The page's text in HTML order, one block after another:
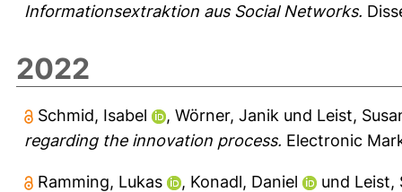
Informationsextraktion aus Social Networks.
2022
Schmid, Isabel , Wörner, Janik und Leist,
regarding the innovation process. Electronic
Ramming, Lukas , Konadl, Daniel und Leist,